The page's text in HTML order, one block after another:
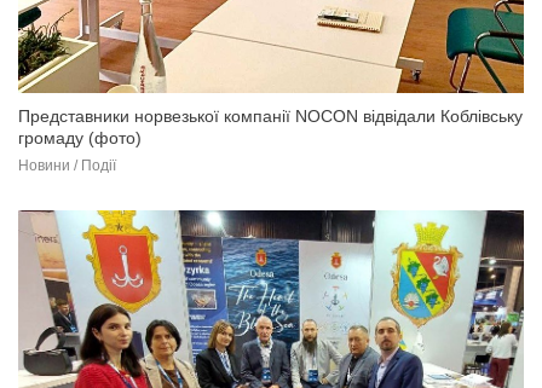
Представники норвезької компанії NOCON відвідали Коблівську
громаду (фото)
Новини / Події